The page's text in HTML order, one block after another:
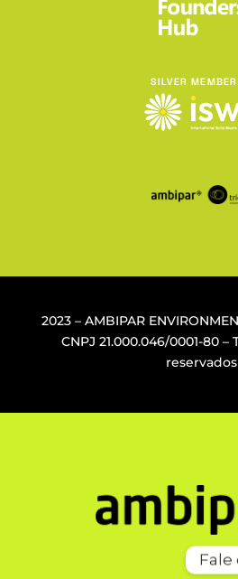
2023 – AMBIPAR
CNPJ21.000.046/0001-80 –
reservados
Fale